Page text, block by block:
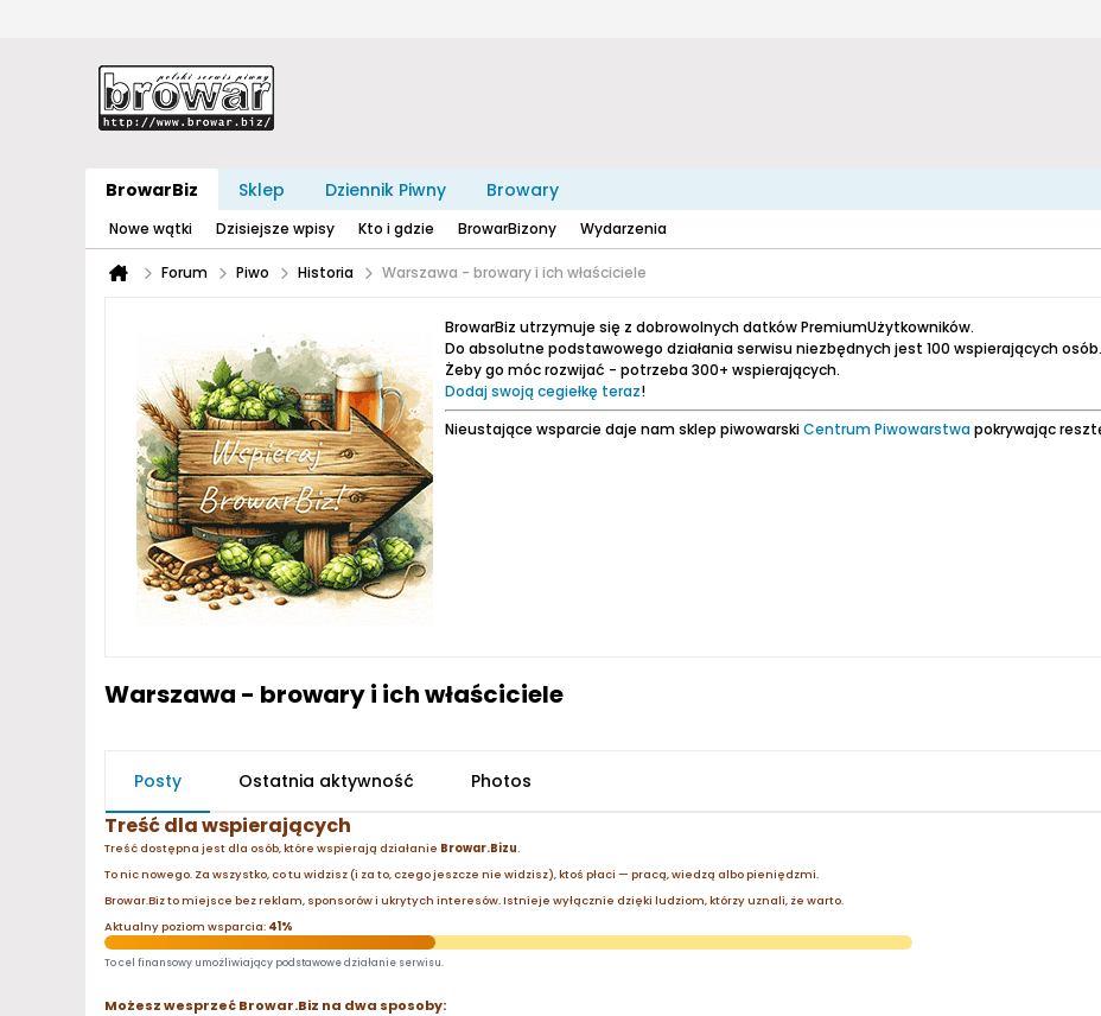
BrowarBiz Sklep Dziennik Piwny Browary
Nowe wątki Dzisiejsze wpisy Kto i gdzie BrowarBizony Wydarzenia
Forum Piwo Historia Warszawa - browary i ich właściciele
BrowarBiz utrzymuje się z dobrowolnych datków PremiumUżytkowników.
Do absolutne podstawowego działania serwisu niezbędnych jest 100 wspierających osób.
Żeby go móc rozwijać - potrzeba 300+ wspierających.
Dodaj swoją cegiełkę teraz!
Nieustające wsparcie daje nam sklep piwowarskiCentrum Piwowarstwapokrywając
Warszawa - browary i ich właściciele
Posty Ostatnia aktywność Photos
Treść dla wspierających
Treść dostępna jest dla osób, które wspierają działanie Browar.Bizu.
To nic nowego. Za wszystko, co tu widzisz (i za to, czego jeszcze nie widzisz), ktoś płaci — pracą, wiedzą albo pieniędzmi.
Browar.Biz to miejsce bez reklam, sponsorów i ukrytych interesów. Istnieje wyłącznie dzięki ludziom, którzy uznali, że warto.
Aktualny poziom wsparcia: 41%
To cel finansowy umożliwiający podstawowe działanie serwisu.
Możesz wesprzeć Browar.Biz na dwa sposoby: